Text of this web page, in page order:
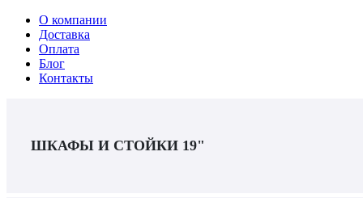
О компании
Доставка
Оплата
Блог
Контакты
ШКАФЫ И СТОЙКИ 19"